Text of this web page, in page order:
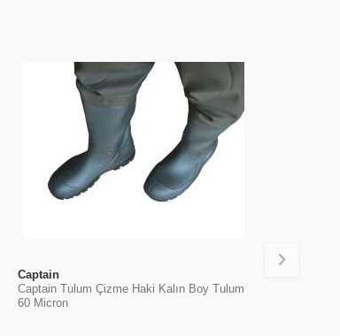
Captain
Captain Tulum Çizme Haki Kalın Boy Tulum
60 Micron